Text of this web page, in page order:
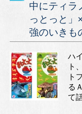
中にティラ
っとっと」
強のいきも
ハ
ト
ト
る
て